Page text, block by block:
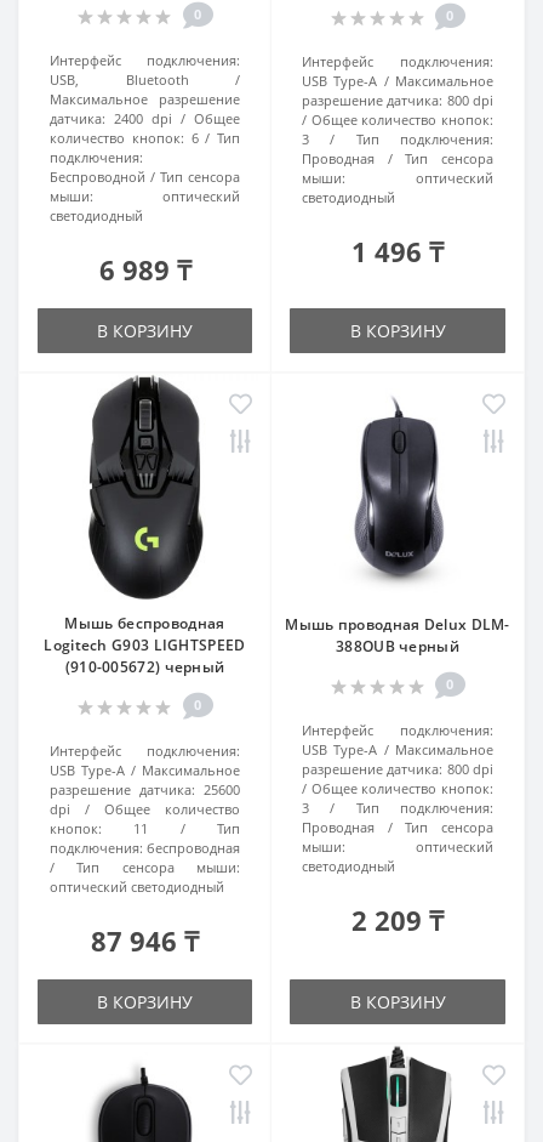
0
Интерфейс подключения:
USB, Bluetooth
Максимальное разрешение
датчика: 2400 dpi
Общее
количество кнопок: 6
Тип
подключения:
Беспроводной
Тип сенсора
мыши:
оптический
светодиодный
6 989 ₸
В КОРЗИНУ
0
Интерфейс подключения:
USB Type-A
Максимальное
разрешение датчика: 800 dpi
Общее количество кнопок:
3
Тип подключения:
Проводная
Тип сенсора
мыши:
оптический
светодиодный
1 496 ₸
В КОРЗИНУ
Мышь беспроводная
Logitech G903 LIGHTSPEED
(910-005672) черный
0
Интерфейс подключения:
USB Type-A
Максимальное
разрешение датчика: 25600
dpi
Общее количество
кнопок:
11
Тип
подключения: беспроводная
Тип сенсора мыши:
оптический светодиодный
87 946 ₸
В КОРЗИНУ
Мышь проводная Delux DLM-
388OUB черный
0
Интерфейс подключения:
USB Type-A
Максимальное
разрешение датчика: 800 dpi
Общее количество кнопок:
3
Тип подключения:
Проводная
Тип сенсора
мыши:
оптический
светодиодный
2 209 ₸
В КОРЗИНУ